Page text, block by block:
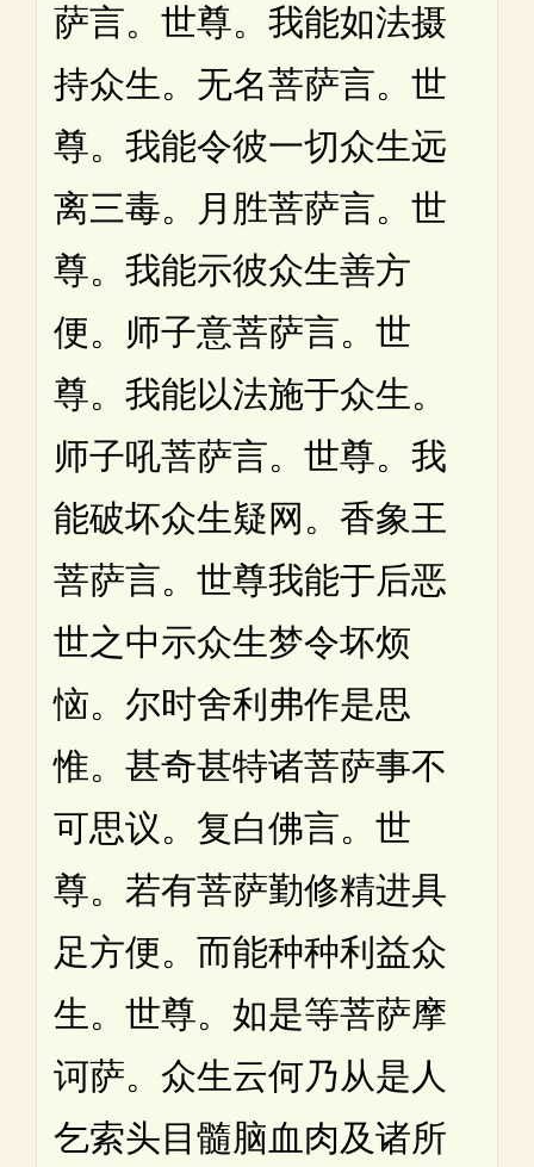
萨言。世尊。我能如法摄
持众生。无名菩萨言。世
尊。我能令彼一切众生远
离三毒。月胜菩萨言。世
尊。我能示彼众生善方
便。师子意菩萨言。世
尊。我能以法施于众生。
师子吼菩萨言。世尊。我
能破坏众生疑网。香象王
菩萨言。世尊我能于后恶
世之中示众生梦令坏烦
恼。尔时舍利弗作是思
惟。甚奇甚特诸菩萨事不
可思议。复白佛言。世
尊。若有菩萨勤修精进具
足方便。而能种种利益众
生。世尊。如是等菩萨摩
诃萨。众生云何乃从是人
乞索头目髓脑血肉及诸所